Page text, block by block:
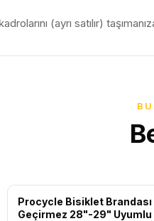
(ayrı satılır)
Procycle Bisiklet Brandası
Geçirmez 28"-29" Uyumlu